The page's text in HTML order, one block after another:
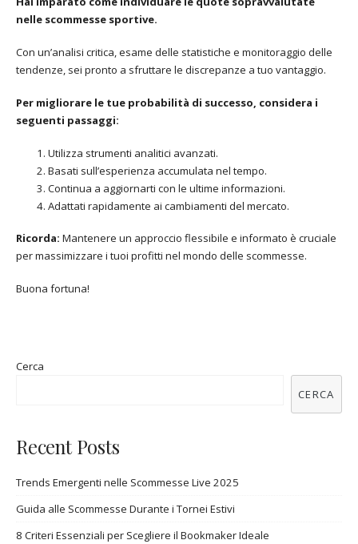
nelle scommesse sportive.
Con un’analisi critica, esame delle statistiche e monitoraggio delle
tendenze, sei pronto a sfruttare le discrepanze a tuo vantaggio.
Per migliorare le tue probabilità di successo, considera i
seguenti passaggi:
Utilizza strumenti analitici avanzati.
Basati sull’esperienza accumulata nel tempo.
Continua a aggiornarti con le ultime informazioni.
Adattati rapidamente ai cambiamenti del mercato.
Ricorda: Mantenere un approccio flessibile e informato è cruciale
per massimizzare i tuoi profitti nel mondo delle scommesse.
Buona fortuna!
Cerca
CERCA
Recent Posts
Trends Emergenti nelle Scommesse Live 2025
Guida alle Scommesse Durante i Tornei Estivi
8 Criteri Essenziali per Scegliere il Bookmaker Ideale